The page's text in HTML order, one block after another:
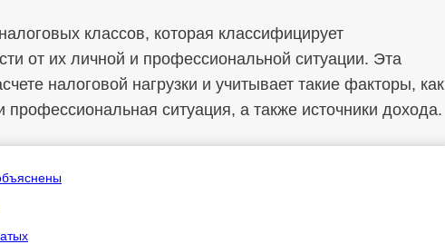
классов, которая классифицирует
от их личной и профессиональной ситуации. Эта
налоговой нагрузки и учитывает такие факторы, как
ситуация, а также источники дохода.